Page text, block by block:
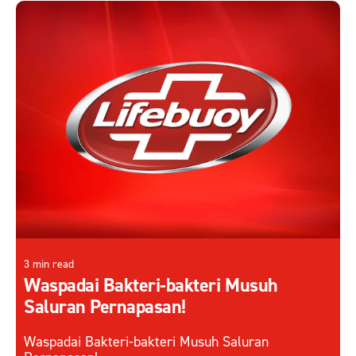
3 min read
Waspadai Bakteri-bakteri Musuh
Saluran Pernapasan!
Waspadai Bakteri-bakteri Musuh Saluran